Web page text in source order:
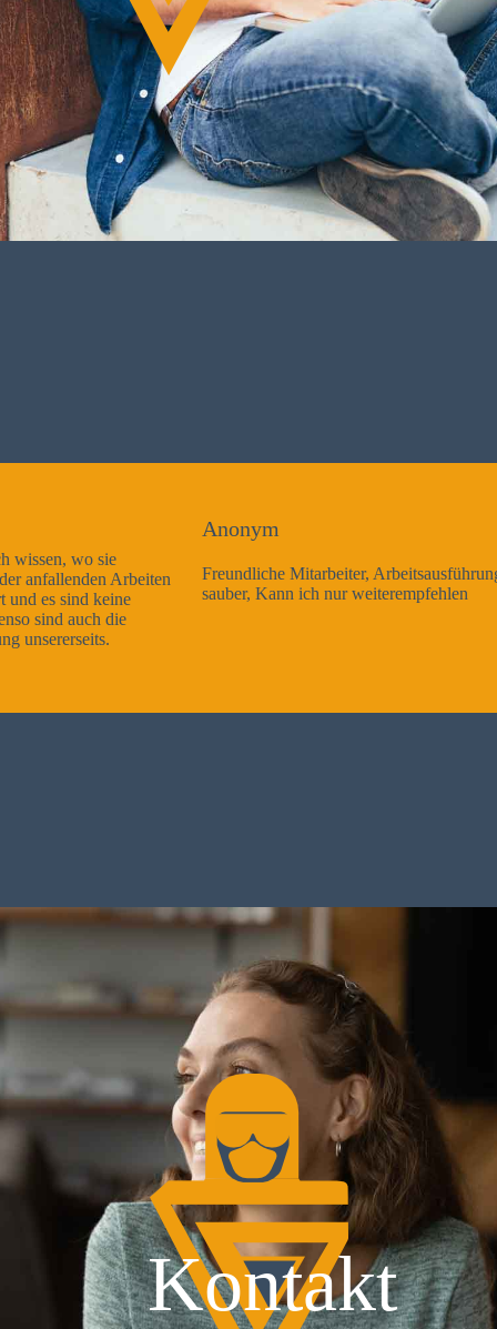
Freundliche Mitarbeiter, Arbeitsausführung sehr gut und sehr
sauber, Kann ich nur weiterempfehlen
Kontakt